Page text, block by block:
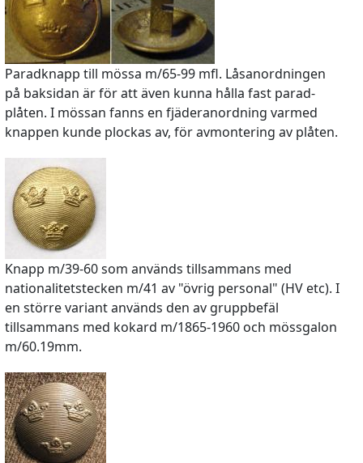
Paradknapp till mössa m/65-99 mfl. Låsanordningen
på baksidan är för att även kunna hålla fast parad-
plåten. I mössan fanns en fjäderanordning varmed
knappen kunde plockas av, för avmontering av plåten.
Knapp m/39-60 som används tillsammans med
nationalitetstecken m/41 av "övrig personal" (HV etc). I
en större variant används den av gruppbefäl
tillsammans med kokard m/1865-1960 och mössgalon
m/60.19mm.